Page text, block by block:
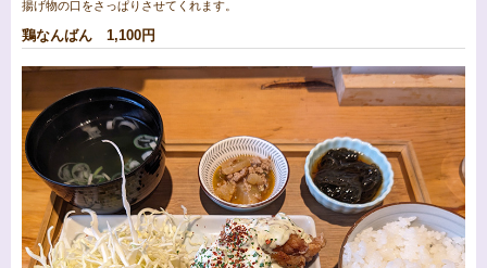
揚げ物の口をさっぱりさせてくれます。
鶏なんばん 1,100円